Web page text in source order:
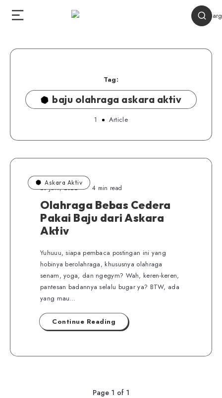
Tag:
baju olahraga askara aktiv
1 Article
Askara Aktiv
20 Juni, 2022 4 min read
Olahraga Bebas Cedera
Pakai Baju dari Askara
Aktiv
Yuhuuu, siapa pembaca postingan ini yang
hobinya berolahraga, khususnya olahraga
senam, yoga, dan ngegym? Wah, keren-keren,
pantesan badannya selalu bugar ya? BTW, ada
yang mau…
Continue Reading
Page 1 of 1